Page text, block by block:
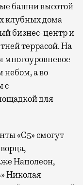
башни высотой
клубных дома
бизнес-центр и
террасой. На
многоуровневое
небом, а во
с
для
«С5» смогут
Наполеон,
Николая